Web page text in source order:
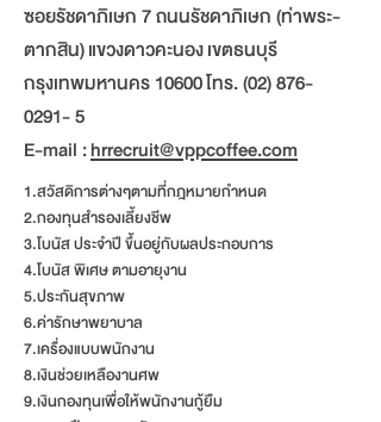
ซอยรัชดาภิเษก 7 ถนนรัชดาภิเษก (ท่าพระ-
ตากสิน) แขวงดาวคะนอง เขตธนบุรี
กรุงเทพมหานคร 10600 โทร.(02) 876-
0291- 5
E-mail :hrrecruit@vppcoffee.com
1.สวัสดิการต่างๆตามที่กฎหมายกำหนด
2.กองทุนสำรองเลี้ยงชีพ
3.โบนัส ประจำปี ขึ้นอยู่กับผลประกอบการ
4.โบนัส พิเศษ ตามอายุงาน
5.ประกันสุขภาพ
6.ค่ารักษาพยาบาล
7.เครื่องแบบพนักงาน
8.เงินช่วยเหลืองานศพ
9.เงินกองทุนเพื่อให้พนักงานกู้ยืม